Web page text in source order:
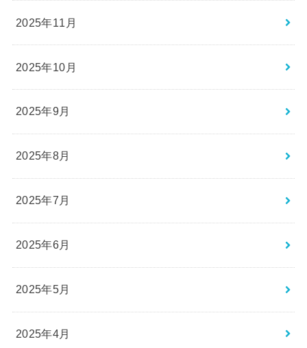
2025年11月
2025年10月
2025年9月
2025年8月
2025年7月
2025年6月
2025年5月
2025年4月